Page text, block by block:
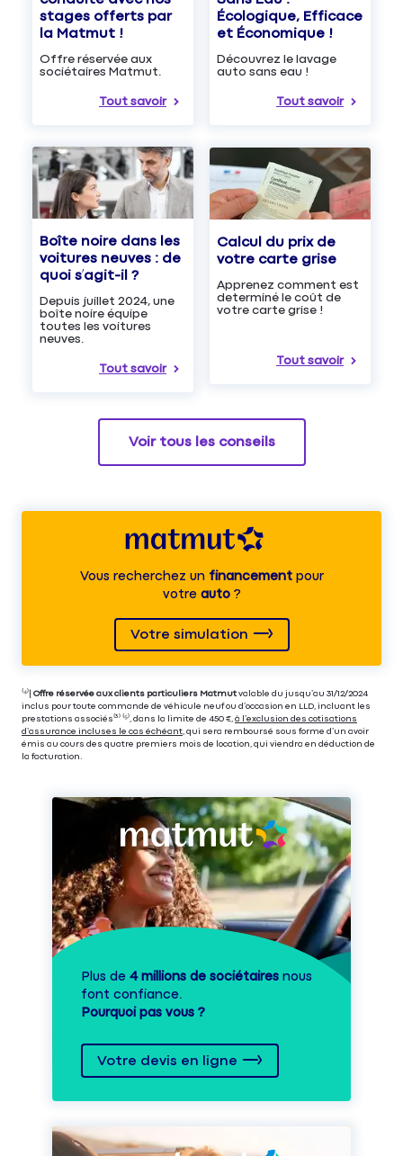
stages offerts par
la Matmut !
Offre réservée aux
sociétaires Matmut.
Tout savoir
Écologique, Efficace
et Économique !
Découvrez le lavage
auto sans eau !
Tout savoir
Boîte noire dans les
voitures neuves : de
quoi s’agit-il ?
Depuis juillet 2024, une
boîte noire équipe
toutes les voitures
neuves.
Tout savoir
Calcul du prix de
votre carte grise
Apprenez comment est
determiné le coût de
votre carte grise !
Tout savoir
Voir tous les conseils
Vous recherchez unfinancementpour
votre auto?
Votre simulation
⁽⁴⁾| Offre réservée aux clients particuliers Matmut valable du jusqu’au 31/12/2024
inclus pour toute commande de véhicule neuf ou d’occasion en LLD, incluant les
prestations associés⁽³⁾ ⁽⁵⁾, dans la limite de 450 €, à l’exclusion des cotisations
d’assurance incluses le cas échéant , qui sera remboursé sous forme d’un avoir
émis au cours des quatre premiers mois de location, qui viendra en déduction de
la facturation.
Plus de 4 millions de sociétaires nous
font confiance.
Pourquoi pas vous ?
Votre devis en ligne